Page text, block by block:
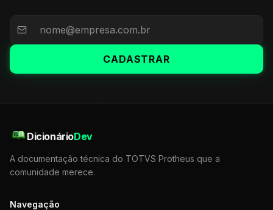
CADASTRAR
DicionárioDev
A documentação técnica do TOTVS Protheus que a
comunidade merece.
Navegação